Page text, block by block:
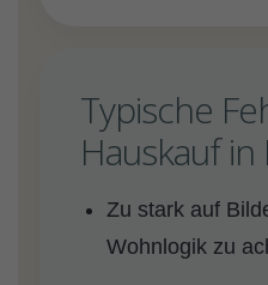
Typische
Hauskauf
Zu stark auf
Wohnlogik zu